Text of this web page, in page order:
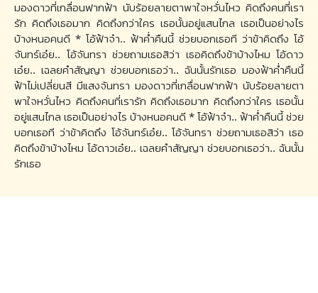
มองดาวที่เกลื่อนฟากฟ้า นับร้อยลายตาพาใจหวั่นไหว คิดถึงคนที่เรา
รัก คิดถึงเธอมาก คิดถึงกว่าใคร เธอนั้นอยู่แสนไกล เธอเป็นอย่างไร
บ้างหนอคนดี * โอ้ฟ้าจ๋า.. ฟ้าค่ำคืนนี้ ช่วยบอกเธอที ว่าข้าคิดถึง โอ้
จันทร์เอ๋ย.. โอ้จันทรา ช่วยถามเธอสิว่า เธอคิดถึงข้าบ้างไหม โอ้ดาว
เอ๋ย.. เฉลยคำสัญญา ช่วยบอกเธอว่า.. ฉันนั้นรักเธอ มองฟ้าค่ำคืนนี้
ฟ้าไม่เปลี่ยนสี มีแสงจันทรา มองดาวที่เกลื่อนฟากฟ้า นับร้อยลายตา
พาใจหวั่นไหว คิดถึงคนที่เรารัก คิดถึงเธอมาก คิดถึงกว่าใคร เธอนั้น
อยู่แสนไกล เธอเป็นอย่างไร บ้างหนอคนดี * โอ้ฟ้าจ๋า.. ฟ้าค่ำคืนนี้ ช่วย
บอกเธอที ว่าข้าคิดถึง โอ้จันทร์เอ๋ย.. โอ้จันทรา ช่วยถามเธอสิว่า เธอ
คิดถึงข้าบ้างไหม โอ้ดาวเอ๋ย.. เฉลยคำสัญญา ช่วยบอกเธอว่า.. ฉันนั้น
รักเธอ